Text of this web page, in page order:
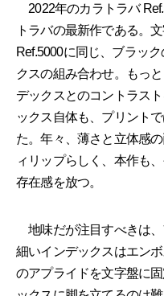
2022年のカラトラバ
トラバの最新作である。
Ref.5000に同じ、ブラッ
クスの組み合わせ。もっ
デックスとのコントラス
ックス自体も、プリント
た。年々、薄さと立体感
ィリップらしく、本作も
存在感を放つ。
地味だが注目すべきは、
細いインデックスはエン
のアプライドを文字盤に